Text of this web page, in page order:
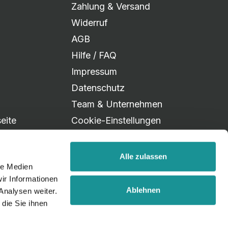
Medien
Informationen
weiter.
Sie ihnen
Alle zulassen
Ablehnen
Zahlung & Versand
Widerruf
AGB
Hilfe / FAQ
Impressum
Datenschutz
Team & Unternehmen
Cookie-Einstellungen